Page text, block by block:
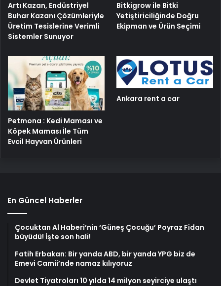
Artı Kazan, Endüstriyel
Buhar Kazanı Çözümleriyle
Üretim Tesislerine Verimli
Sistemler Sunuyor
Bitkigrow ile Bitki
Yetiştiriciliğinde Doğru
Ekipman ve Ürün Seçimi
Petmona : Kedi Maması ve
Köpek Maması İle Tüm
Evcil Hayvan Ürünleri
Ankara rent a car
En Güncel Haberler
Çocuktan Al Haberi’nin ‘Güneş Çocuğu’ Poyraz Fidan
büyüdü! İşte son hali!
Fatih Erbakan: Bir yanda ABD, bir yanda YPG biz de
Emevi Camii’nde namaz kılıyoruz
Devlet Tiyatroları 10 yılda 14 milyon seyirciye ulaştı